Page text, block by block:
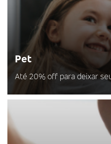
Pet
Até 20% off para deixar